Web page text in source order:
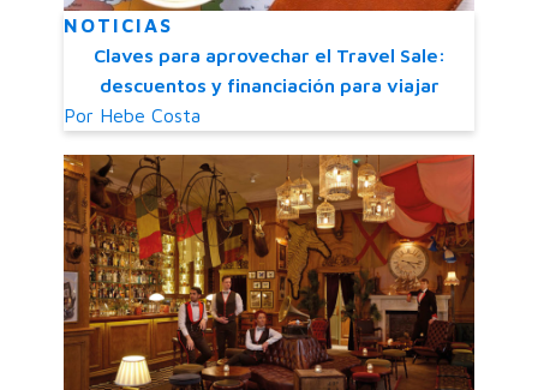
NOTICIAS
Claves para aprovechar el Travel Sale:
descuentos y financiación para viajar
Por Hebe Costa